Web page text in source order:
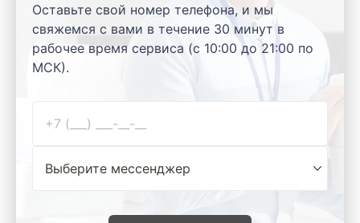
Оставьте свой номер телефона, и мы
свяжемся с вами в течение 30 минут в
рабочее время сервиса (с 10:00 до 21:00 по
МСК).